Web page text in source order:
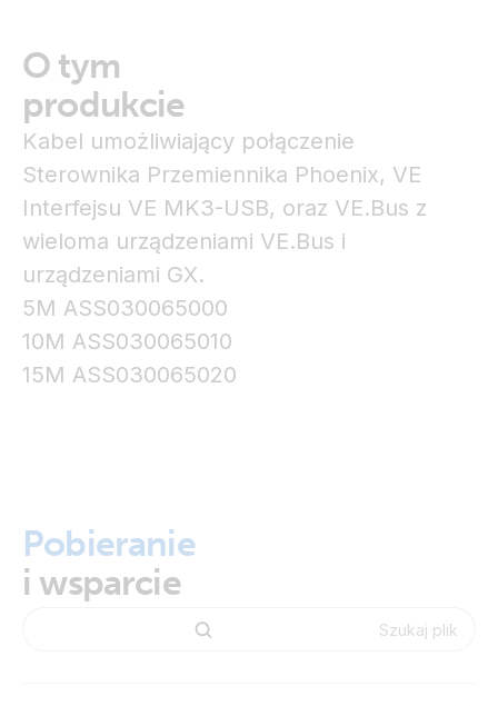
O tym
produkcie
Kabel umożliwiający połączenie
Sterownika Przemiennika Phoenix, VE
Interfejsu VE MK3-USB, oraz VE.Bus z
wieloma urządzeniami VE.Bus i
urządzeniami GX.
5M ASS030065000
10M ASS030065010
15M ASS030065020
Pobieranie
i wsparcie